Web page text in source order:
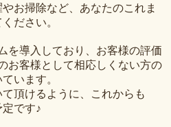
お掃除など、あなたのこれま
ださい。
を導入しており、お客様の評価
お客様として相応しくない方の
います。
頂けるように、これからも
です♪